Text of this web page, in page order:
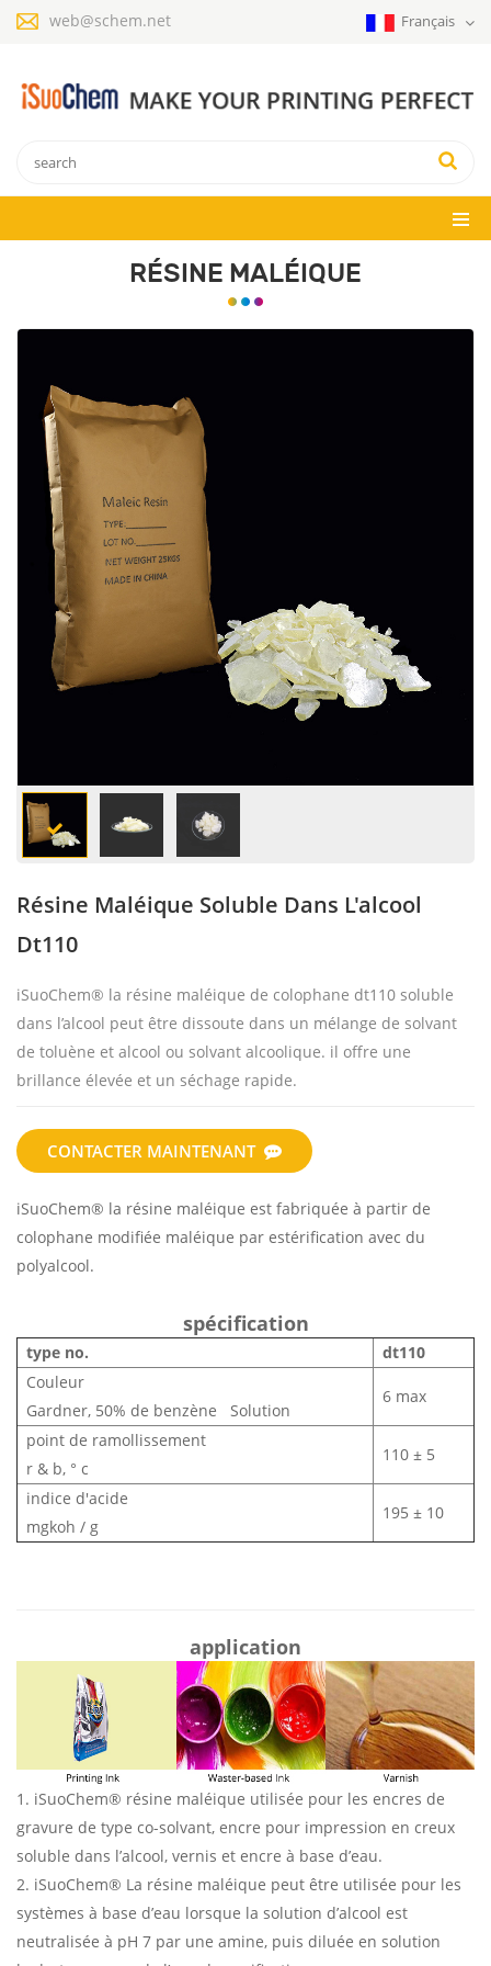
web@schem.net Français
RÉSINE MALÉIQUE
Résine Maléique Soluble Dans L'alcool
Dt110
iSuoChem® la résine maléique de colophane dt110 soluble
dans l’alcool peut être dissoute dans un mélange de solvant
de toluène et alcool ou solvant alcoolique. il offre une
brillance élevée et un séchage rapide.
CONTACTER MAINTENANT
iSuoChem® la résine maléique est fabriquée à partir de
colophane modifiée maléique par estérification avec du
polyalcool.
spécification
type no.
dt110
Couleur
Gardner, 50% de benzène Solution
6 max
point de ramollissement
r & b, ° c
110 ± 5
indice d'acide
mgkoh / g
195 ± 10
application
1. iSuoChem® résine maléique utilisée pour les encres de
gravure de type co-solvant, encre pour impression en creux
soluble dans l’alcool, vernis et encre à base d’eau.
2. iSuoChem® La résine maléique peut être utilisée pour les
systèmes à base d’eau lorsque la solution d’alcool est
neutralisée à pH 7 par une amine, puis diluée en solution